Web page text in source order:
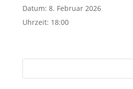
Datum: 8. Februar 2026
Uhrzeit: 18:00